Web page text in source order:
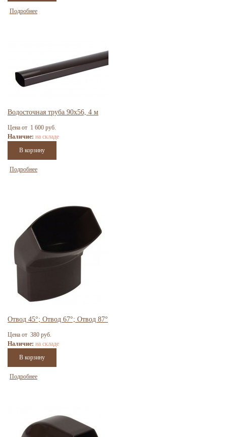
Подробнее
Водосточная труба 90x56, 4 м
Цена от 1 600 руб.
Наличие: на складе
Подробнее
Отвод 45°; Отвод 67°; Отвод 87°
Цена от 380 руб.
Наличие: на складе
Подробнее